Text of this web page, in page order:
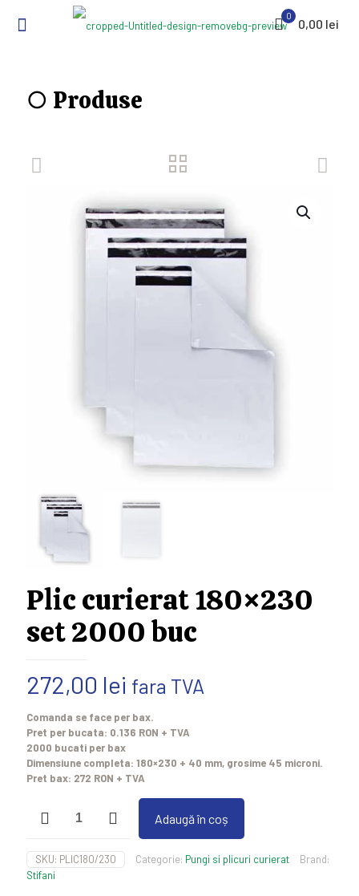
0
0,00 lei
○ Produse
Plic curierat 180×230
set 2000 buc
272,00 lei fara TVA
Comanda se face per bax.
Pret per bucata: 0.136 RON + TVA
2000 bucati per bax
Dimensiune completa: 180×230 + 40 mm, grosime 45 microni.
Pret bax: 272 RON + TVA
180x230
set
2000
Adaugă în coș
SKU: PLIC180/230 Categorie: Pungi si plicuri curierat
Brand:
Stifani